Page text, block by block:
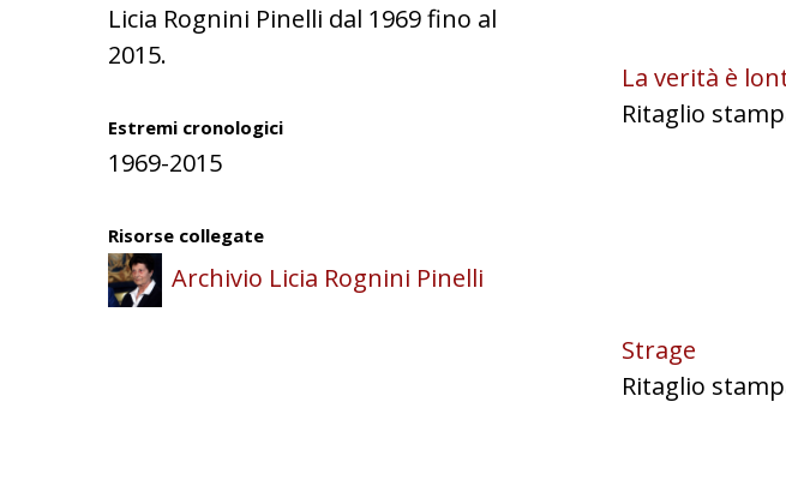
Licia Rognini Pinelli dal 1969 fino al
2015.
Estremi cronologici
1969-2015
Risorse collegate
Archivio Licia Rognini Pinelli
La verità è
Ritaglio
Strage
Ritaglio